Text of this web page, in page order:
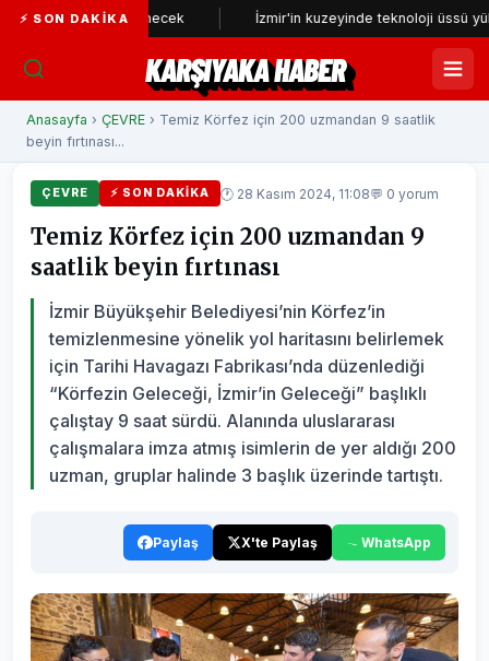
⚡ SON DAKIKA
incelenecek İzmir'in kuzeyinde teknoloji üssü yükseliyor
KARŞIYAKA HABER
Anasayfa › ÇEVRE › Temiz Körfez için 200 uzmandan 9 saatlik
beyin fırtınası...
ÇEVRE ⚡ SON DAKIKA 🕐 28 Kasım 2024, 11:08💬 0 yorum
Temiz Körfez için 200 uzmandan 9
saatlik beyin fırtınası
İzmir Büyükşehir Belediyesi’nin Körfez’in
temizlenmesine yönelik yol haritasını belirlemek
için Tarihi Havagazı Fabrikası’nda düzenlediği
“Körfezin Geleceği, İzmir’in Geleceği” başlıklı
çalıştay 9 saat sürdü. Alanında uluslararası
çalışmalara imza atmış isimlerin de yer aldığı 200
uzman, gruplar halinde 3 başlık üzerinde tartıştı.
Paylaş X'te Paylaş WhatsApp